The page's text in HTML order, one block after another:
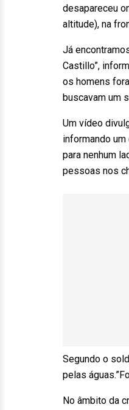
desapareceu
altitude), na
Já
Castillo”,
os homens
buscavam um
Um vídeo
informando
para nenhum
pessoas nos
Segundo o
pelas
No âmbito da